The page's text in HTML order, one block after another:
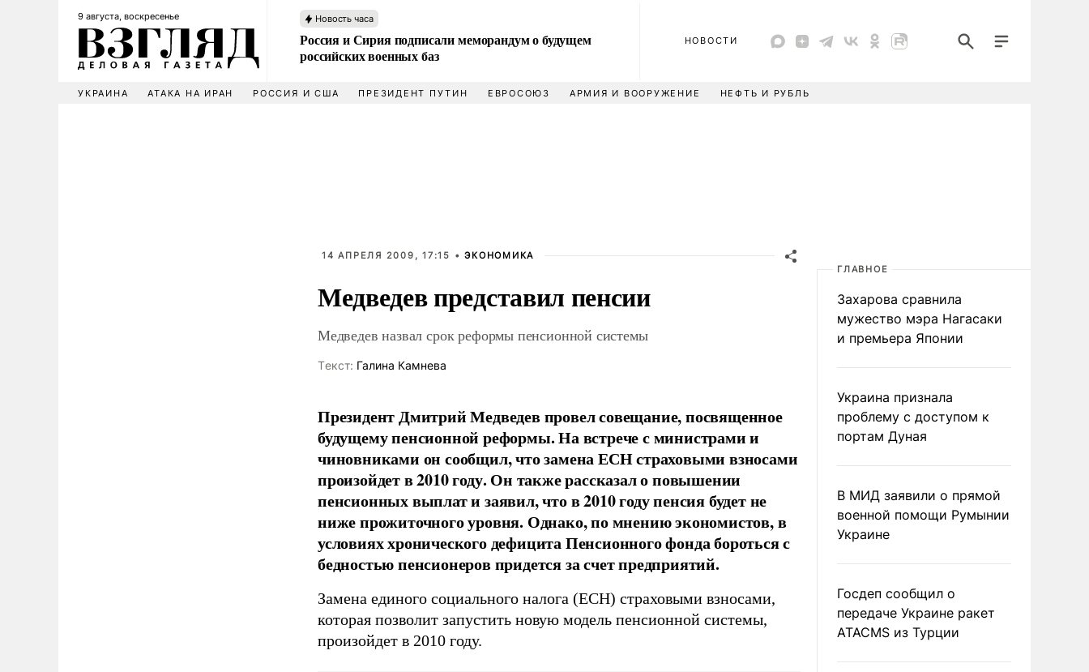
9 августа, воскресенье Новость часа
Россия и Сирия подписали меморандум о будущем
российских военных баз
НОВОСТИ
УКРАИНА АТАКА НА ИРАН РОССИЯ И США ПРЕЗИДЕНТ ПУТИН ЕВРОСОЮЗ АРМИЯ И ВООРУЖЕНИЕ НЕФТЬ И РУБЛЬ
14 АПРЕЛЯ 2009, 17:15 •ЭКОНОМИКА
Медведев представил пенсии
Медведев назвал срок реформы пенсионной системы
Tекст: Галина Камнева
Президент Дмитрий Медведев провел совещание, посвященное
будущему пенсионной реформы. На встрече с министрами и
чиновниками он сообщил, что замена ЕСН страховыми взносами
произойдет в 2010 году. Он также рассказал о повышении
пенсионных выплат и заявил, что в 2010 году пенсия будет не
ниже прожиточного уровня. Однако, по мнению экономистов, в
условиях хронического дефицита Пенсионного фонда бороться с
бедностью пенсионеров придется за счет предприятий.
Замена единого социального налога (ЕСН) страховыми взносами,
которая позволит запустить новую модель пенсионной системы,
произойдет в 2010 году.
ГЛАВНОЕ
Захарова сравнила
мужество мэра Нагасаки
и премьера Японии
Украина признала
проблему с доступом к
портам Дуная
В МИД заявили о прямой
военной помощи Румынии
Украине
Госдеп сообщил о
передаче Украине ракет
ATACMS из Турции